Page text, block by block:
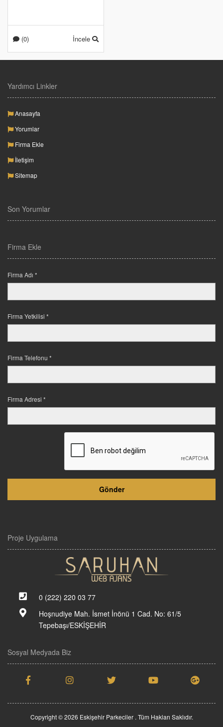
(0) İncele
Yardımcı Linkler
Anasayfa
Yorumlar
Firma Ekle
İletişim
Sitemap
Son Yorumlar
Firma Ekle
Firma Adı *
Firma Yetkilisi *
Firma Telefonu *
Firma Adresi *
Proje Uygulama
0 (222) 220 03 77
Hoşnudiye Mah. İsmet İnönü 1 Cad. No: 61/5
Tepebaşı/ESKİŞEHİR
Sosyal Medyada Biz
Copyright © 2026 Eskişehir Parkeciler . Tüm Hakları Saklıdır.